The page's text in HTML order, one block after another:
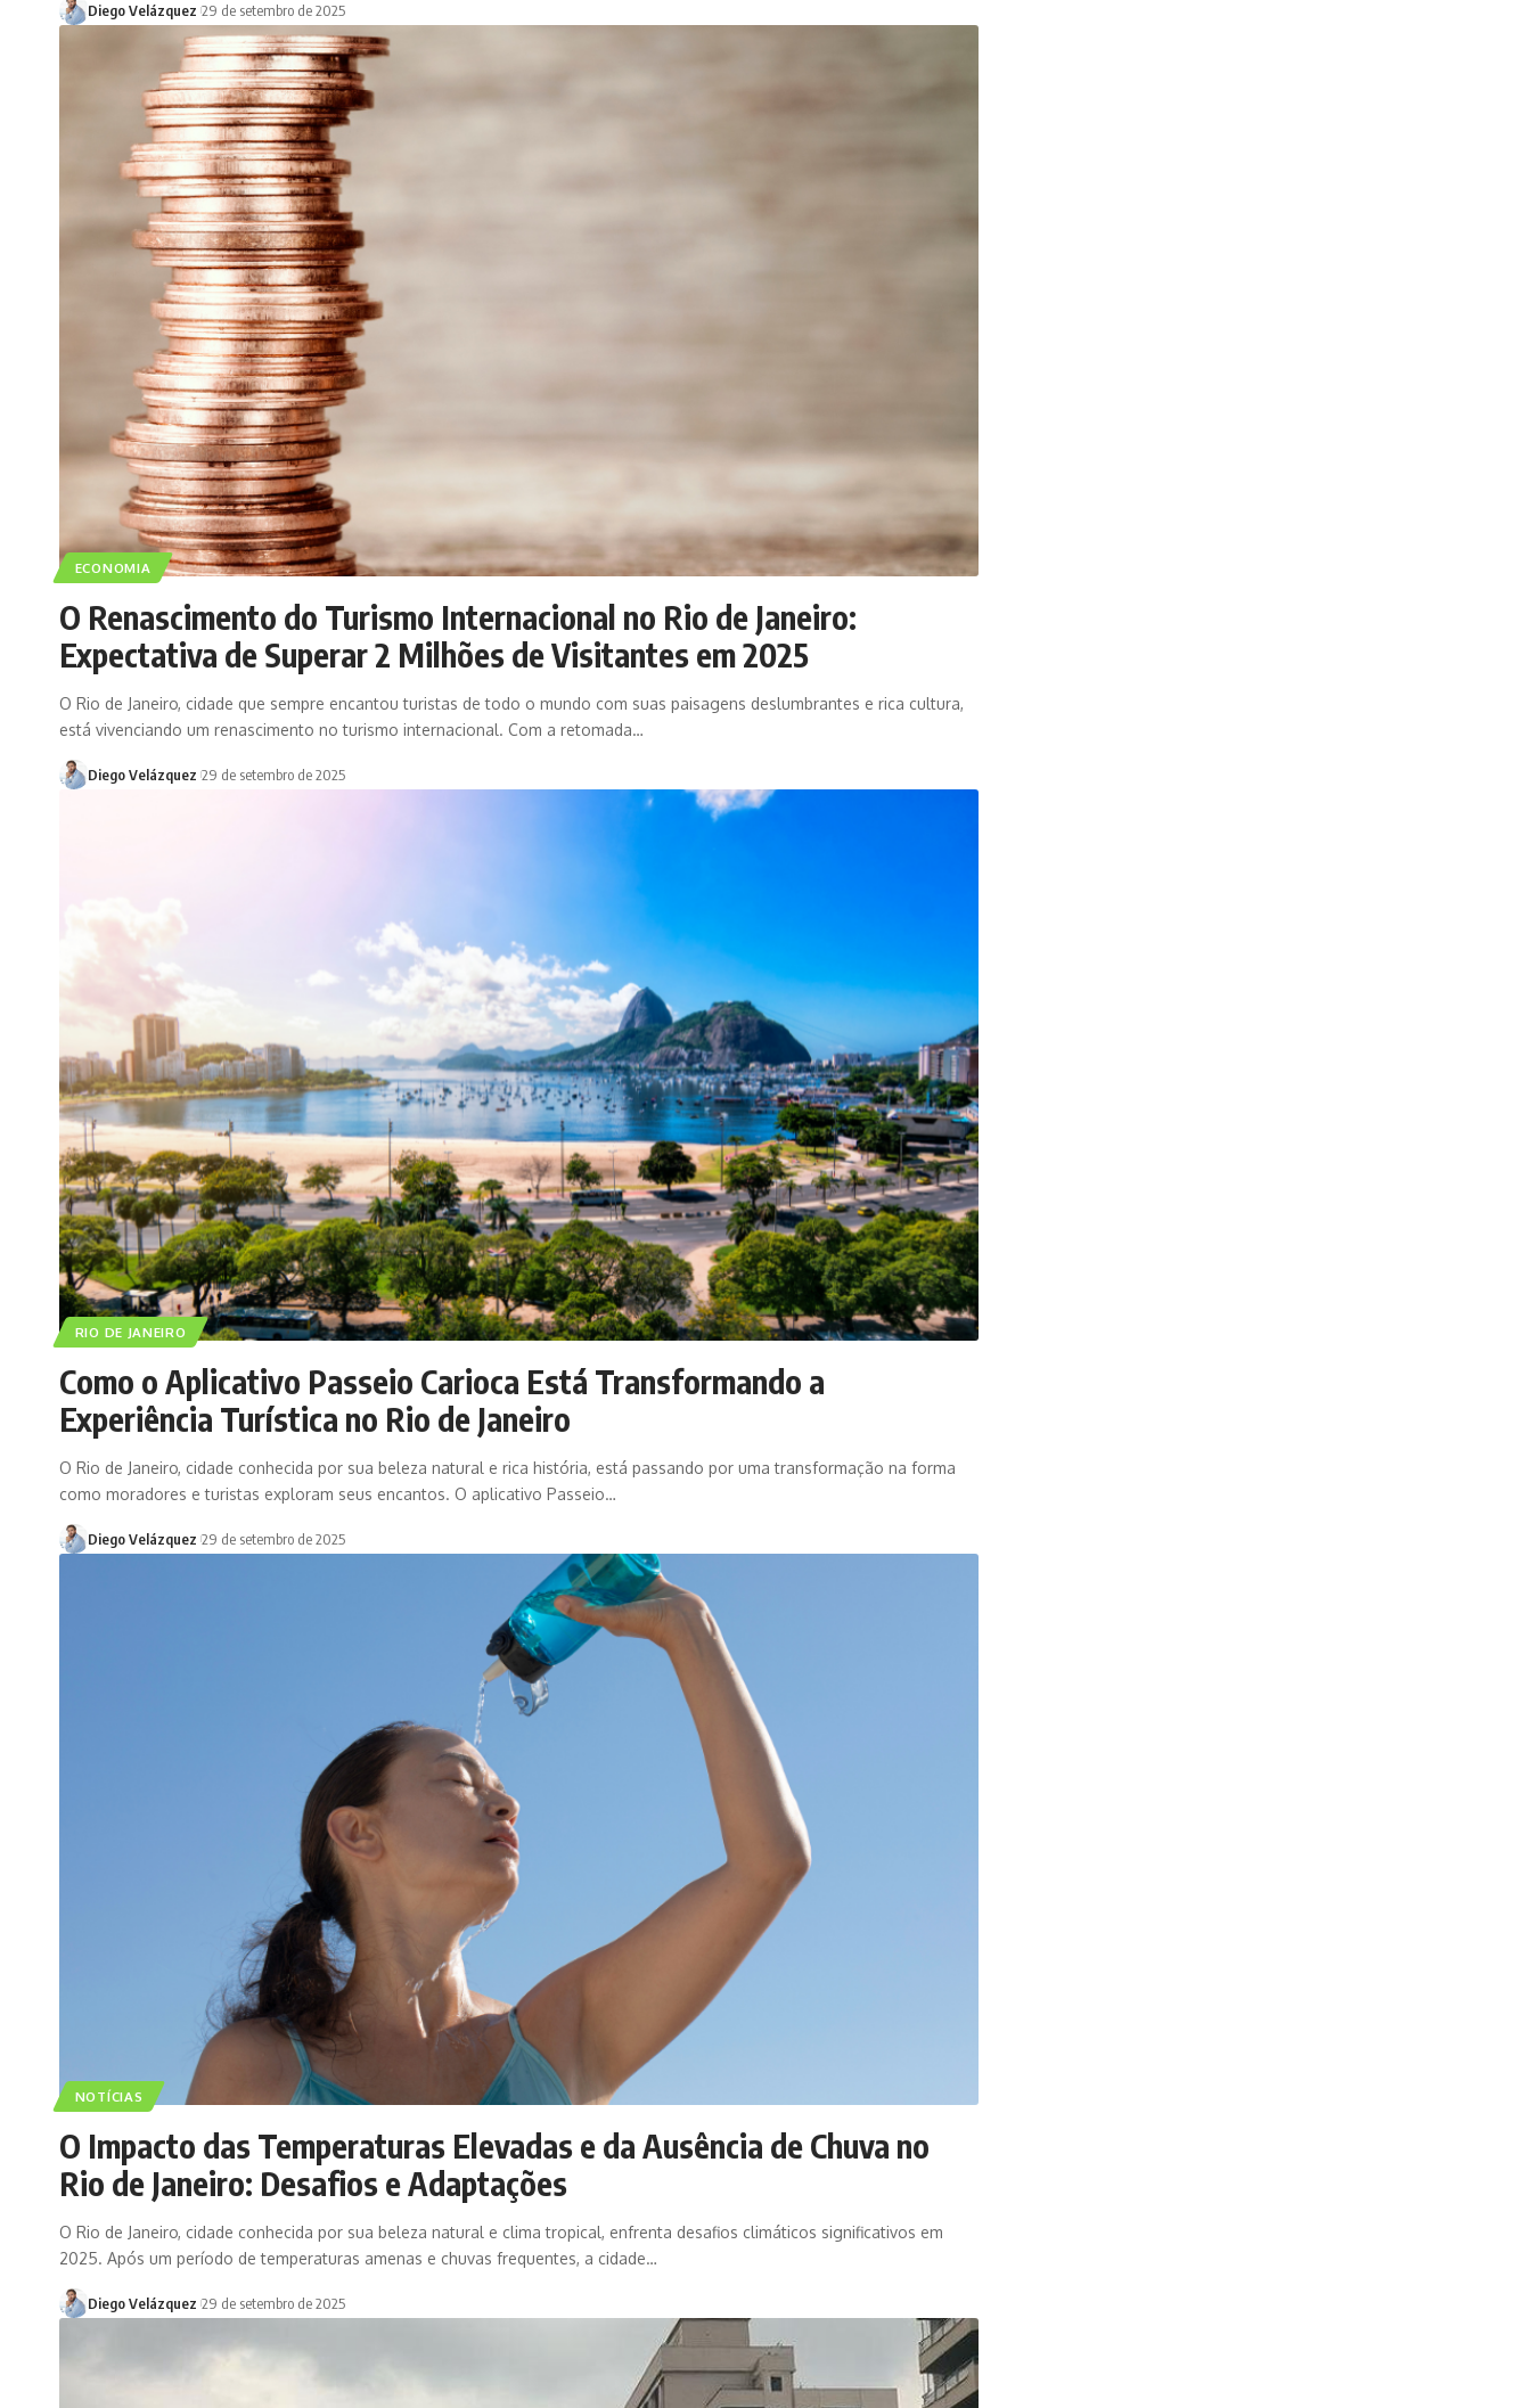
Diego Velázquez 29 de setembro de 2025
ECONOMIA
O Renascimento do Turismo Internacional no Rio de Janeiro:
Expectativa de Superar 2 Milhões de Visitantes em 2025
O Rio de Janeiro, cidade que sempre encantou turistas de todo o mundo com suas paisagens deslumbrantes e rica cultura,
está vivenciando um renascimento no turismo internacional. Com a retomada…
Diego Velázquez 29 de setembro de 2025
RIO DE JANEIRO
Como o Aplicativo Passeio Carioca Está Transformando a
Experiência Turística no Rio de Janeiro
O Rio de Janeiro, cidade conhecida por sua beleza natural e rica história, está passando por uma transformação na forma
como moradores e turistas exploram seus encantos. O aplicativo Passeio…
Diego Velázquez 29 de setembro de 2025
NOTÍCIAS
O Impacto das Temperaturas Elevadas e da Ausência de Chuva no
Rio de Janeiro: Desafios e Adaptações
O Rio de Janeiro, cidade conhecida por sua beleza natural e clima tropical, enfrenta desafios climáticos significativos em
2025. Após um período de temperaturas amenas e chuvas frequentes, a cidade…
Diego Velázquez 29 de setembro de 2025